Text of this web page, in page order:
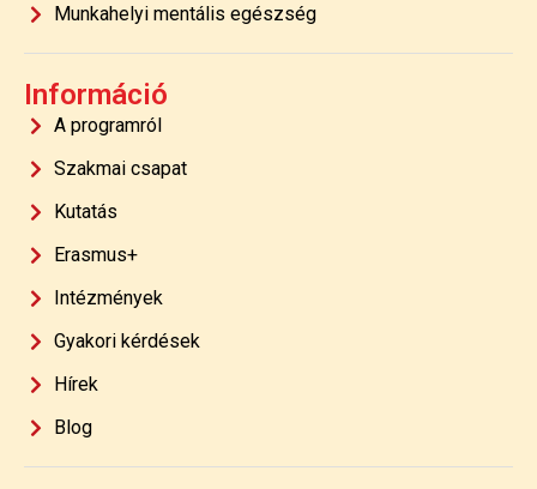
Munkahelyi mentális egészség
Információ
A programról
Szakmai csapat
Kutatás
Erasmus+
Intézmények
Gyakori kérdések
Hírek
Blog